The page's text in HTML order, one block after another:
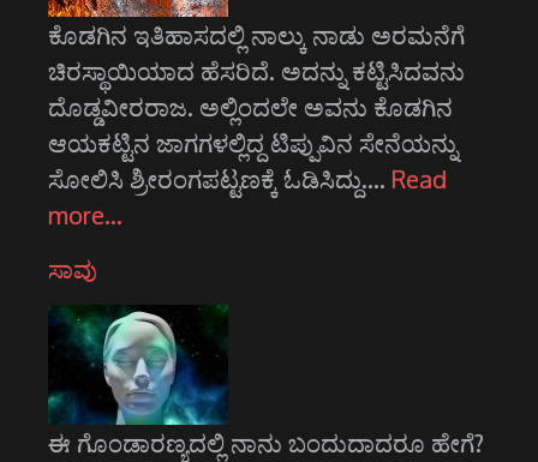
ಕೊಡಗಿನ ಇತಿಹಾಸದಲ್ಲಿ ನಾಲ್ಕು ನಾಡು ಅರಮನೆಗೆ
ಚಿರಸ್ಥಾಯಿಯಾದ ಹೆಸರಿದೆ. ಅದನ್ನು ಕಟ್ಟಿಸಿದವನು
ದೊಡ್ಡವೀರರಾಜ. ಅಲ್ಲಿಂದಲೇ ಅವನು ಕೊಡಗಿನ
ಆಯಕಟ್ಟಿನ ಜಾಗಗಳಲ್ಲಿದ್ದ ಟಿಪ್ಪುವಿನ ಸೇನೆಯನ್ನು
ಸೋಲಿಸಿ ಶ್ರೀರಂಗಪಟ್ಟಣಕ್ಕೆ ಓಡಿಸಿದ್ದು.… Read
more…
ಸಾವು
ಈ ಗೊಂಡಾರಣ್ಯದಲ್ಲಿ ನಾನು ಬಂದುದಾದರೂ ಹೇಗೆ?